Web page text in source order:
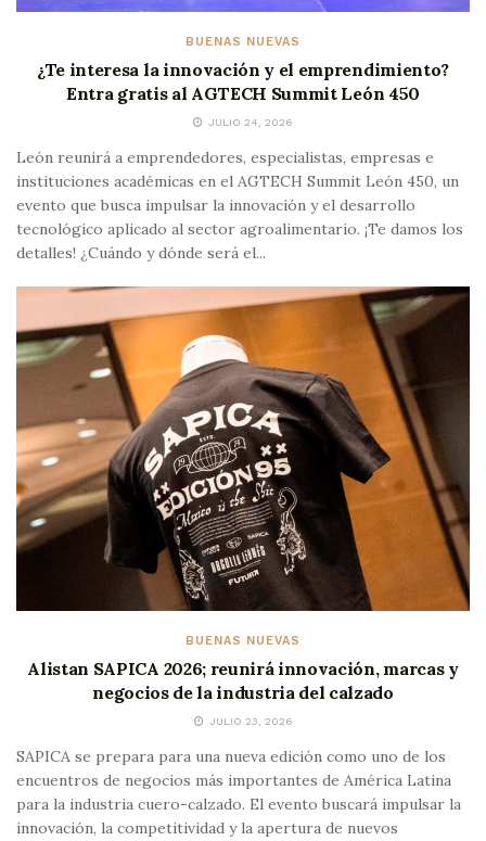
BUENAS NUEVAS
¿Te interesa la innovación y el emprendimiento?
Entra gratis al AGTECH Summit León 450
JULIO 24, 2026
León reunirá a emprendedores, especialistas, empresas e
instituciones académicas en el AGTECH Summit León 450, un
evento que busca impulsar la innovación y el desarrollo
tecnológico aplicado al sector agroalimentario. ¡Te damos los
detalles! ¿Cuándo y dónde será el...
BUENAS NUEVAS
Alistan SAPICA 2026; reunirá innovación, marcas y
negocios de la industria del calzado
JULIO 23, 2026
SAPICA se prepara para una nueva edición como uno de los
encuentros de negocios más importantes de América Latina
para la industria cuero-calzado. El evento buscará impulsar la
innovación, la competitividad y la apertura de nuevos